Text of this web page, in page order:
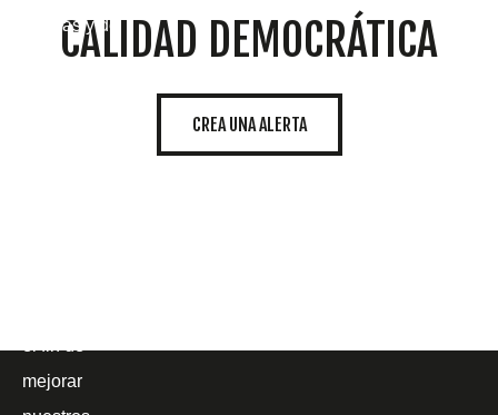
CALIDAD DEMOCRÁTICA
CREA UNA ALERTA
propias y de
terceros
mejorar